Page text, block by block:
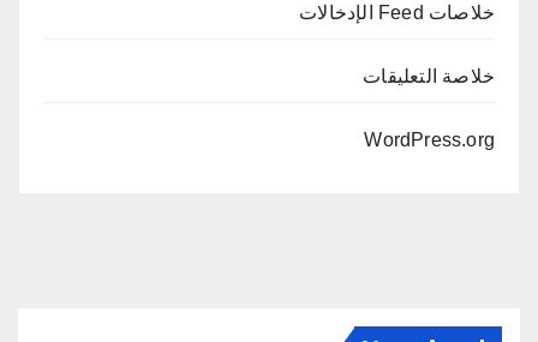
خلاصات Feed الإدخالات
خلاصة التعليقات
WordPress.org